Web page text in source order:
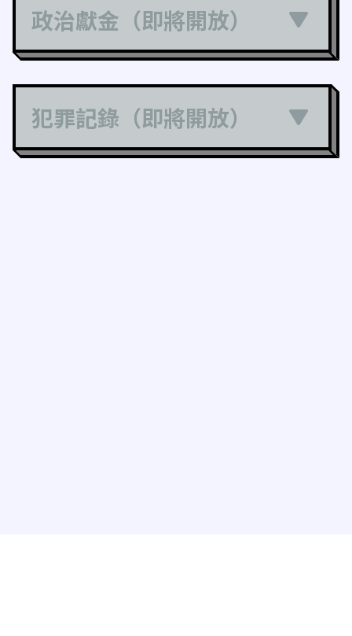
政治獻金（即將開放）
犯罪記錄（即將開放）